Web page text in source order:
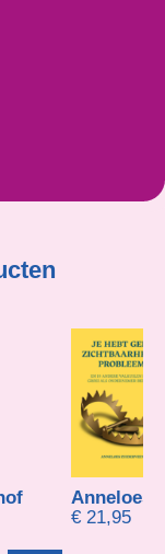
Anneloes Zuiderveen
€